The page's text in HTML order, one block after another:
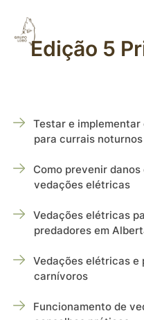
Edição 5
Testar e
para currais noturnos
Como prevenir
vedações elétricas
Vedações elétricas
predadores em
Vedações elétricas e
carnívoros
Funcionamento de